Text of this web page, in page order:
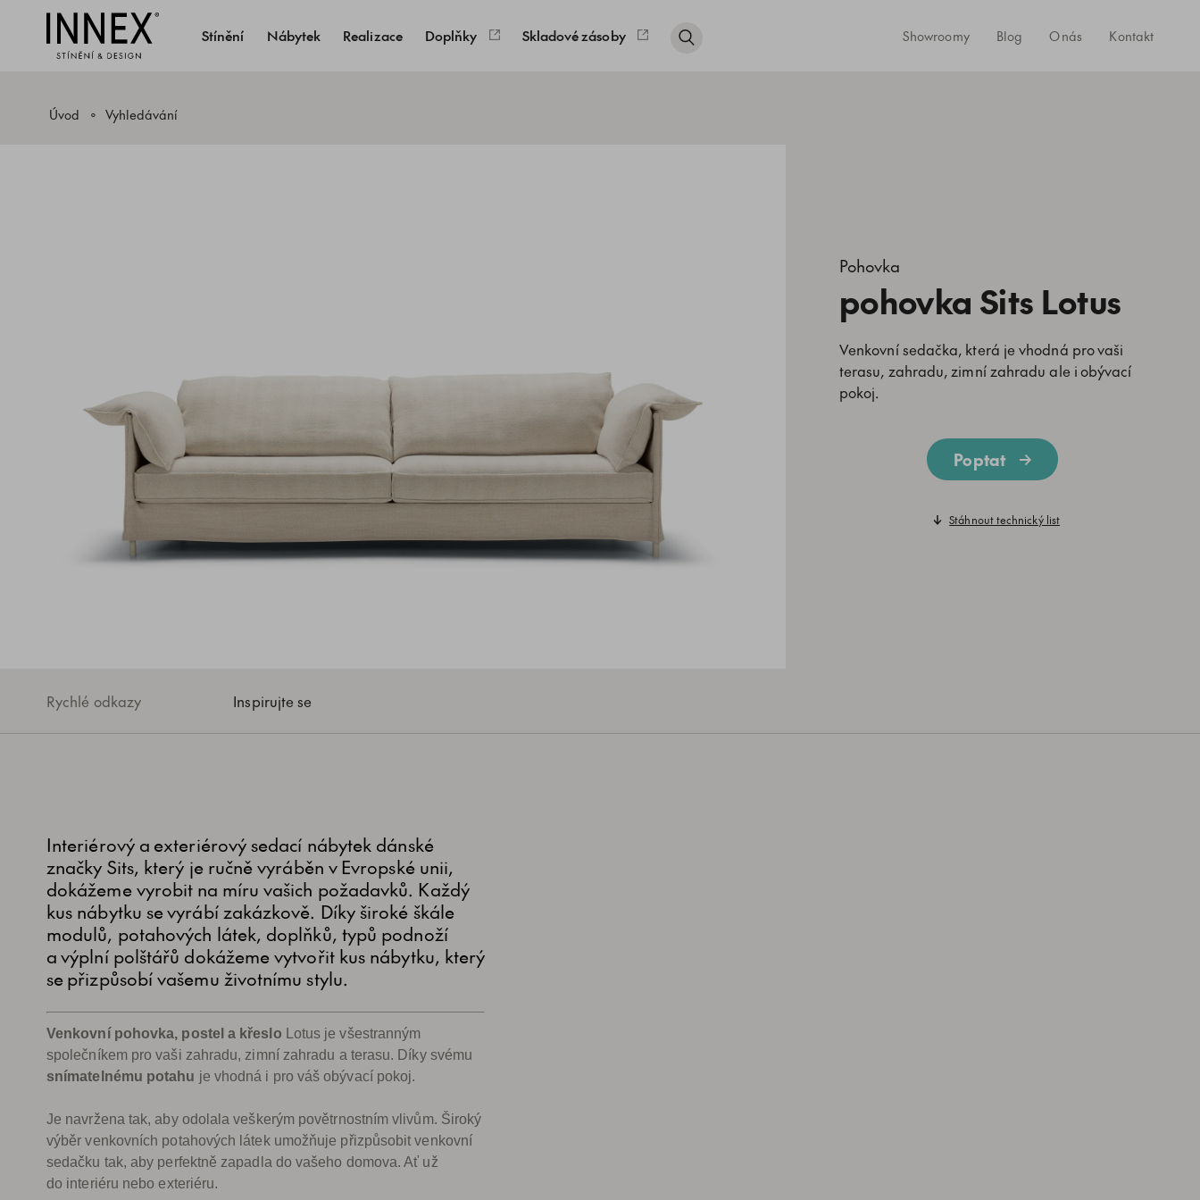
Stínění Nábytek Realizace Doplňky Skladové zásoby Showroomy Blog O nás Kontakt
Úvod Vyhledávání
Pohovka
pohovka Sits Lotus
Venkovní sedačka, která je vhodná pro vaši
terasu, zahradu, zimní zahradu ale i obývací
pokoj.
Poptat
Stáhnout technický list
Rychlé odkazy Inspirujte se
Interiérový a exteriérový sedací nábytek dánské
značky Sits, který je ručně vyráběn v Evropské unii,
dokážeme vyrobit na míru vašich požadavků. Každý
kus nábytku se vyrábí zakázkově. Díky široké škále
modulů, potahových látek, doplňků, typů podnoží
a výplní polštářů dokážeme vytvořit kus nábytku, který
se přizpůsobí vašemu životnímu stylu.
Venkovní pohovka, postel a křeslo Lotus je všestranným
společníkem pro vaši zahradu, zimní zahradu a terasu. Díky svému
snímatelnému potahu je vhodná i pro váš obývací pokoj.
Je navržena tak, aby odolala veškerým povětrnostním vlivům. Široký
výběr venkovních potahových látek umožňuje přizpůsobit venkovní
sedačku tak, aby perfektně zapadla do vašeho domova. Ať už
do interiéru nebo exteriéru.